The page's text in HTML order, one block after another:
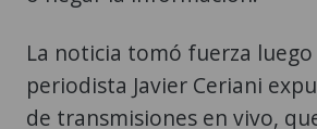
La noticia tomó fuerza
periodista Javier Ceriani
de transmisiones en vivo,